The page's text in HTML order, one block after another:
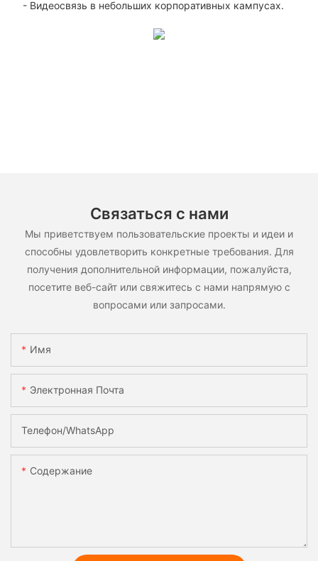
- Видеосвязь в небольших корпоративных кампусах.
Связаться с нами
Мы приветствуем пользовательские проекты и идеи и
способны удовлетворить конкретные требования. Для
получения дополнительной информации, пожалуйста,
посетите веб-сайт или свяжитесь с нами напрямую с
вопросами или запросами.
Имя
Электронная Почта
Телефон/WhatsApp
Содержание